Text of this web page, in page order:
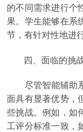
的不同需求进行个
果。学生能够在系
节，有针对性地进
四、面临的挑
尽管智能辅助系
面具有显著优势，
些挑战。例如，如
工评分标准一致，